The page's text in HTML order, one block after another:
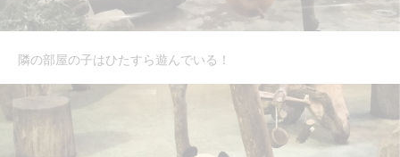
隣の部屋の子はひたすら遊んでいる！